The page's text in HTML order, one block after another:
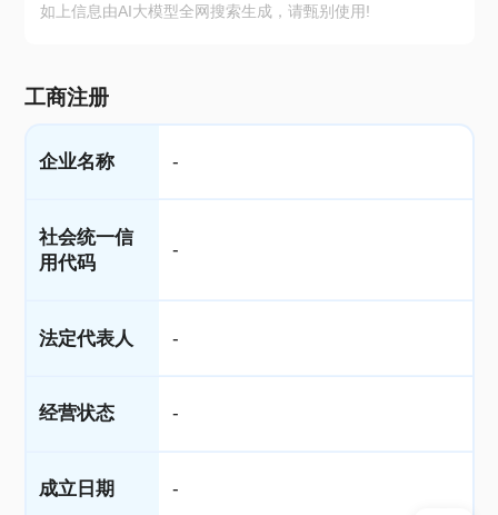
如上信息由AI大模型全网搜索生成，请甄别使用!
工商注册
企业名称 -
社会统一信
用代码
-
法定代表人 -
经营状态 -
成立日期 -